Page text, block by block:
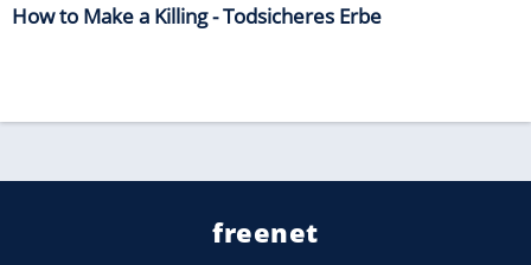
How to Make a Killing - Todsicheres Erbe
freenet